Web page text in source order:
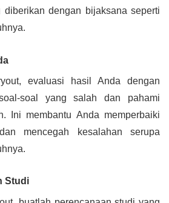
diberikan dengan bijaksana seperti
evaluasi hasil Anda dengan
soal yang salah dan pahami
Ini membantu Anda memperbaiki
mencegah kesalahan serupa
Studi